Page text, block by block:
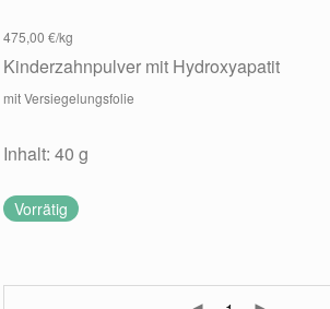
475,00 €/kg
Kinderzahnpulver mit Hydroxyapatit
mit Versiegelungsfolie
Inhalt: 40 g
Vorrätig